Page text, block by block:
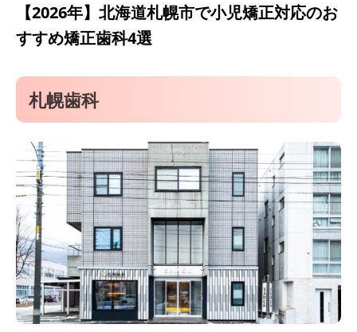
【2026年】 北海道札幌市で小児矯正対応のお
すすめ矯正歯科4選
札幌歯科